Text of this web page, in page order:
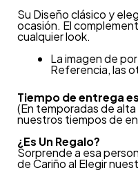
Su Diseño clásico y
ocasión. El
cualquier look.
La imagen de
Referencia, las
Tiempo de entrega
(En temporadas de
nuestros tiempos de
¿Es Un Regalo?
Sorprende a esa
de Cariño al Elegir